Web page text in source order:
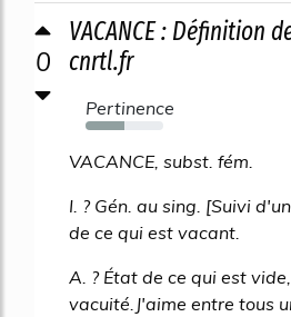
0
VACANCE : Définition
cnrtl.fr
Pertinence
50%
VACANCE, subst. fém.
I. ? Gén. au sing. [Suivi
de ce qui est vacant.
A. ? État de ce qui est
vacuité.J'aime entre tous